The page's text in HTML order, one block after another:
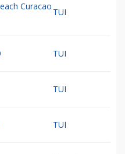
Curacao
TUI
TUI
TUI
TUI